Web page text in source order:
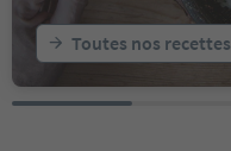
Toutes nos recettes